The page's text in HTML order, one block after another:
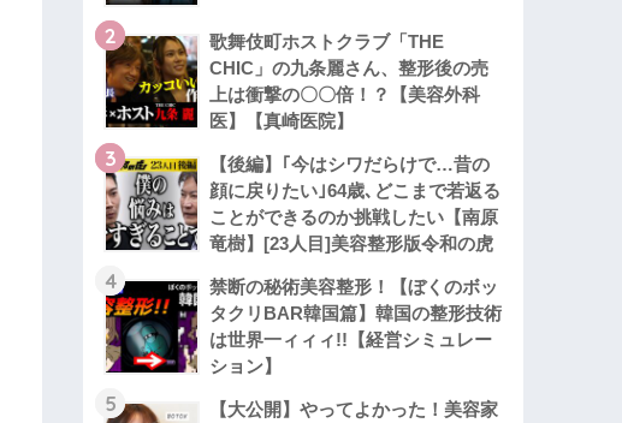
2
歌舞伎町ホストクラブ「THE
CHIC」の九条麗さん、整形後の売
上は衝撃の〇〇倍！？【美容外科
医】【真崎医院】
3
【後編】｢今はシワだらけで…昔の
顔に戻りたい｣64歳､どこまで若返る
ことができるのか挑戦したい【南原
竜樹】[23人目]美容整形版令和の虎
4
禁断の秘術美容整形！【ぼくのボッ
タクリBAR韓国篇】韓国の整形技術
は世界一ィィィ!!【経営シミュレー
ション】
5
【大公開】やってよかった！美容家